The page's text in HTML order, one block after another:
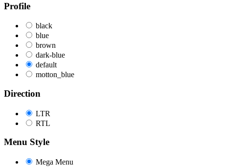
Profile
black
blue
brown
dark-blue
default
motton_blue
Direction
LTR
RTL
Menu Style
Mega Menu